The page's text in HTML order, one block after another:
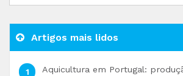
Artigos mais lidos
Aquicultura em Portugal: